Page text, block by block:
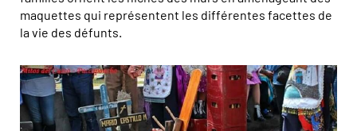
maquettes qui représentent les différentes facettes de
la vie des défunts.